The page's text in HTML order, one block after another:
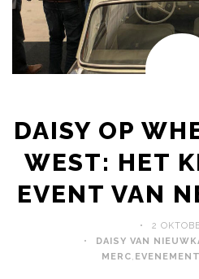
DAISY OP
WEST: HET
EVENT VAN
2
DAISY VAN
MERC,